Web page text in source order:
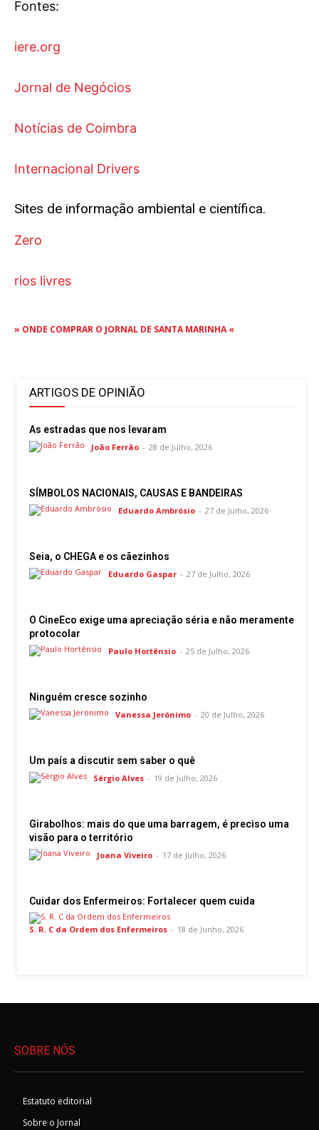
Fontes:
iere.org
Jornal de Negócios
Notícias de Coimbra
Internacional Drivers
Sites de informação ambiental e científica.
Zero
rios livres
» ONDE COMPRAR O JORNAL DE SANTA MARINHA «
ARTIGOS DE OPINIÃO
As estradas que nos levaram
João Ferrão - 28 de Julho, 2026
SÍMBOLOS NACIONAIS, CAUSAS E BANDEIRAS
Eduardo Ambrósio - 27 de Julho, 2026
Seia, o CHEGA e os cãezinhos
Eduardo Gaspar - 27 de Julho, 2026
O CineEco exige uma apreciação séria e não meramente
protocolar
Paulo Hortênsio - 25 de Julho, 2026
Ninguém cresce sozinho
Vanessa Jerónimo - 20 de Julho, 2026
Um país a discutir sem saber o quê
Sérgio Alves - 19 de Julho, 2026
Girabolhos: mais do que uma barragem, é preciso uma
visão para o território
Joana Viveiro - 17 de Julho, 2026
Cuidar dos Enfermeiros: Fortalecer quem cuida
S. R. C da Ordem dos Enfermeiros - 18 de Junho, 2026
SOBRE NÓS
Estatuto editorial
Sobre o Jornal